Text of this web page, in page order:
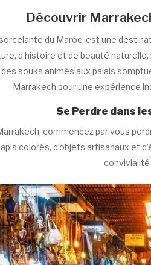
Découvrir
du Maroc, est une
d’histoire et de beauté
souks animés aux palais
Marrakech pour une expérience
Se Perdre dans
commencez par vous
colorés, d’objets artisanaux et
convivialité